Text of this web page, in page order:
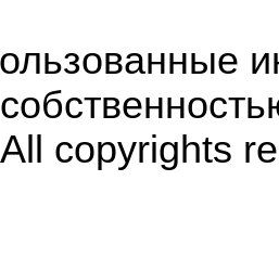
All copyrights